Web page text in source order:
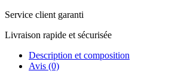
Service client garanti
Livraison rapide et sécurisée
Description et composition
Avis (0)